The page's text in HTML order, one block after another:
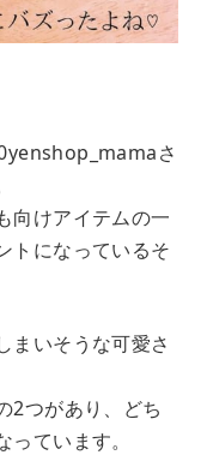
さ
向けアイテムの一
トになっているそ
まいそうな可愛さ
2つがあり、どち
ています。